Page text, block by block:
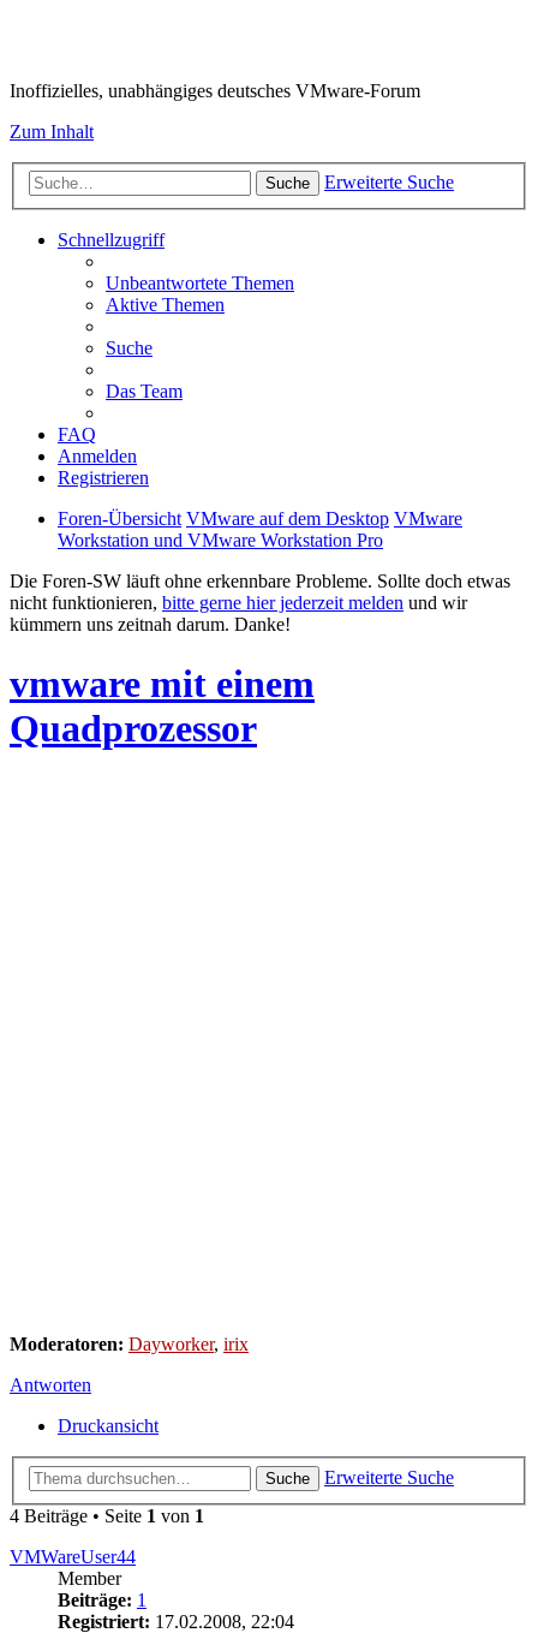
Inoffizielles, unabhängiges deutsches VMware-Forum
Zum Inhalt
Suche Erweiterte Suche
Schnellzugriff
Unbeantwortete Themen
Aktive Themen
Suche
Das Team
FAQ
Anmelden
Registrieren
Foren-Übersicht VMware auf dem Desktop VMware
Workstation und VMware Workstation Pro
Die Foren-SW läuft ohne erkennbare Probleme. Sollte doch etwas
nicht funktionieren, bitte gerne hier jederzeit melden und wir
kümmern uns zeitnah darum. Danke!
vmware mit einem
Quadprozessor
Moderatoren: Dayworker, irix
Antworten
Druckansicht
Suche
Erweiterte Suche
4 Beiträge • Seite 1 von 1
VMWareUser44
Member
Beiträge: 1
Registriert: 17.02.2008, 22:04